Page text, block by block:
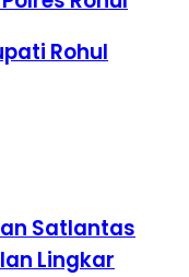
Rohul
Satlantas
Lingkar